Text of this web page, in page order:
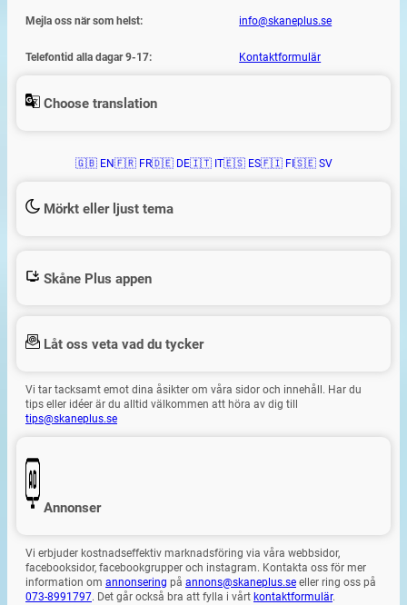
Mejla oss när som helst: info@skaneplus.se
Telefontid alla dagar 9-17: Kontaktformulär
Choose translation
🇬🇧 EN🇫🇷 FR🇩🇪 DE🇮🇹 IT🇪🇸 ES🇫🇮 FI🇸🇪 SV
Mörkt eller ljust tema
Skåne Plus appen
Låt oss veta vad du tycker
Vi tar tacksamt emot dina åsikter om våra sidor och innehåll. Har du
tips eller idéer är du alltid välkommen att höra av dig till
tips@skaneplus.se
Annonser
Vi erbjuder kostnadseffektiv marknadsföring via våra webbsidor,
facebooksidor, facebookgrupper och instagram. Kontakta oss för mer
information om annonsering på annons@skaneplus.se eller ring oss på
073-8991797. Det går också bra att fylla i vårt kontaktformulär.